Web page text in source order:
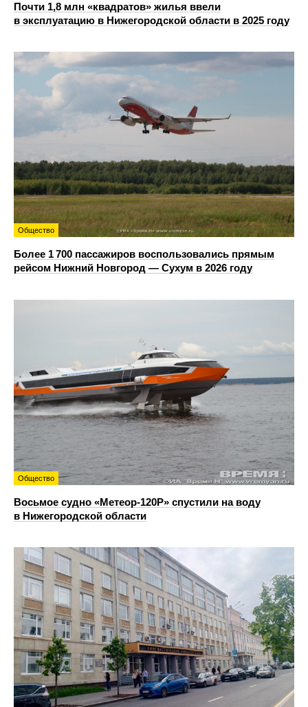
Почти 1,8 млн «квадратов» жилья ввели
в эксплуатацию в Нижегородской области в 2025 году
Общество
Более 1 700 пассажиров воспользовались прямым
рейсом Нижний Новгород — Сухум в 2026 году
Общество
Восьмое судно «Метеор-120Р» спустили на воду
в Нижегородской области